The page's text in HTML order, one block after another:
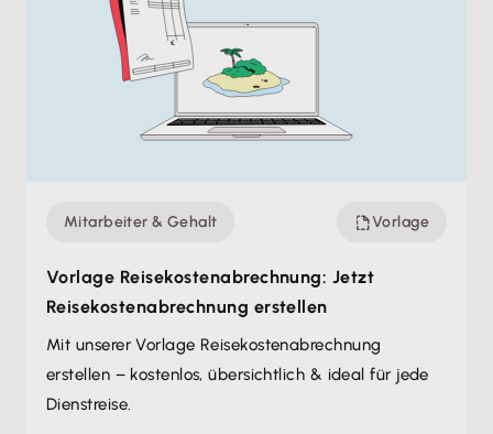
Mitarbeiter & Gehalt Vorlage
Vorlage Reisekosten­abrechnung: Jetzt
Reisekosten­abrechnung erstellen
Mit unserer Vorlage Reisekosten­abrechnung
erstellen – kostenlos, übersichtlich & ideal für jede
Dienstreise.